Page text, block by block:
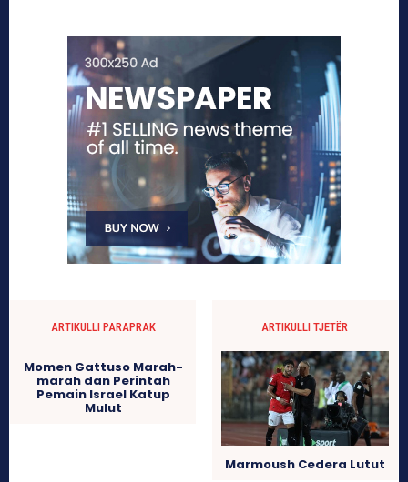
ARTIKULLI PARAPRAK
Momen Gattuso Marah-
marah dan Perintah
Pemain Israel Katup
Mulut
ARTIKULLI TJETËR
Marmoush Cedera Lutut